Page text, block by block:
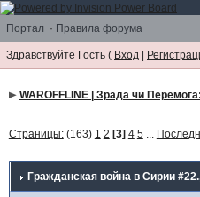
Портал · Правила форума
Здравствуйте Гость ( Вход |
WAROFFLINE | Зрада чи
Страницы:(163) 1 2 [3] 4 5...
Гражданская война в Сирии #22.